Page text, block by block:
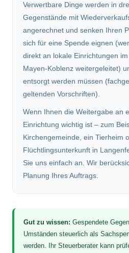
Verwertbare Dinge werden in
Gegenstände mit
angerechnet und senken Ihren
sich für eine Spende eignen
direkt an lokale Einrichtungen
Mayen-Koblenz weitergeleitet)
entsorgt werden müssen
geltenden Vorschriften).
Wenn Ihnen die Weitergabe an
Einrichtung wichtig ist – zum
Kirchengemeinde, ein Tierheim
Flüchtlingsunterkunft in
Sie uns einfach an. Wir
Planung Ihres Auftrags.
Gut zu wissen: Gespendete
Umständen steuerlich als
werden. Ihr Steuerberater kann